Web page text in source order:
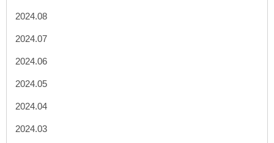
2024.08
2024.07
2024.06
2024.05
2024.04
2024.03